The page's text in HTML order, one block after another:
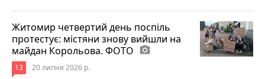
Житомир четвертий день поспіль
протестує: містяни знову вийшли на
майдан Корольова. ФОТО photo_camera
13 20 липня 2026 р.